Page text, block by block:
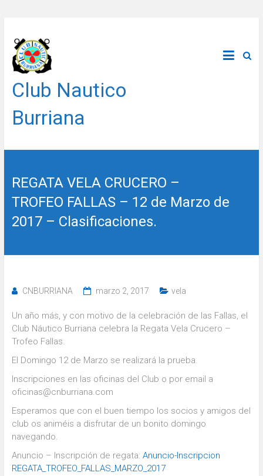
contenido
Club Nautico
Burriana
REGATA VELA CRUCERO –
TROFEO FALLAS – 12 de Marzo de
2017 – Clasificaciones.
CNBURRIANA marzo 2, 2017 vela
Un año más, y con motivo de la celebración de las Fallas, el
Club Náutico Burriana celebra la Regata Vela Crucero –
Trofeo Fallas.
El Domingo 12 de Marzo se realizará la prueba.
Inscripciones en las oficinas del Club o por email a
oficinas@cnburriana.com
Esperamos que con el buen tiempo los socios y amigos del
club os animéis a disfrutar de un bonito domingo
navegando.
Anuncio – Inscripción de regata: Anuncio-Inscripcion
REGATA_TROFEO_FALLAS_MARZO_2017